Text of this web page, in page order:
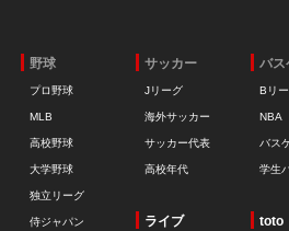
野球
プロ野球
MLB
高校野球
大学野球
独立リーグ
侍ジャパン
サッカー
Jリーグ
海外サッカー
サッカー代表
高校年代
バス
Bリ
NBA
バス
学生
ライブ toto